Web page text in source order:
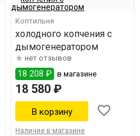
Коптильня
холодного копчения с
дымогенератором
нет отзывов
18 208 ₽ в магазине
18 580 ₽
Наличие в магазине